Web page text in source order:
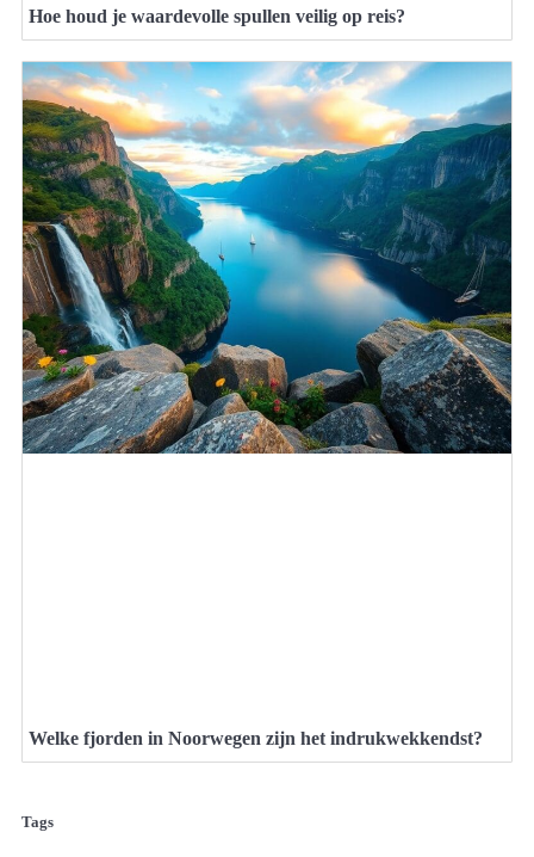
Hoe houd je waardevolle spullen veilig op reis?
Welke fjorden in Noorwegen zijn het indrukwekkendst?
Tags